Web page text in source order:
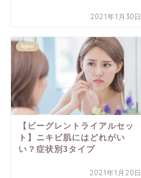
2021年1月30日
bglen
【ビーグレントライアルセッ
ト】ニキビ肌にはどれがい
い？症状別3タイプ
2021年1月20日